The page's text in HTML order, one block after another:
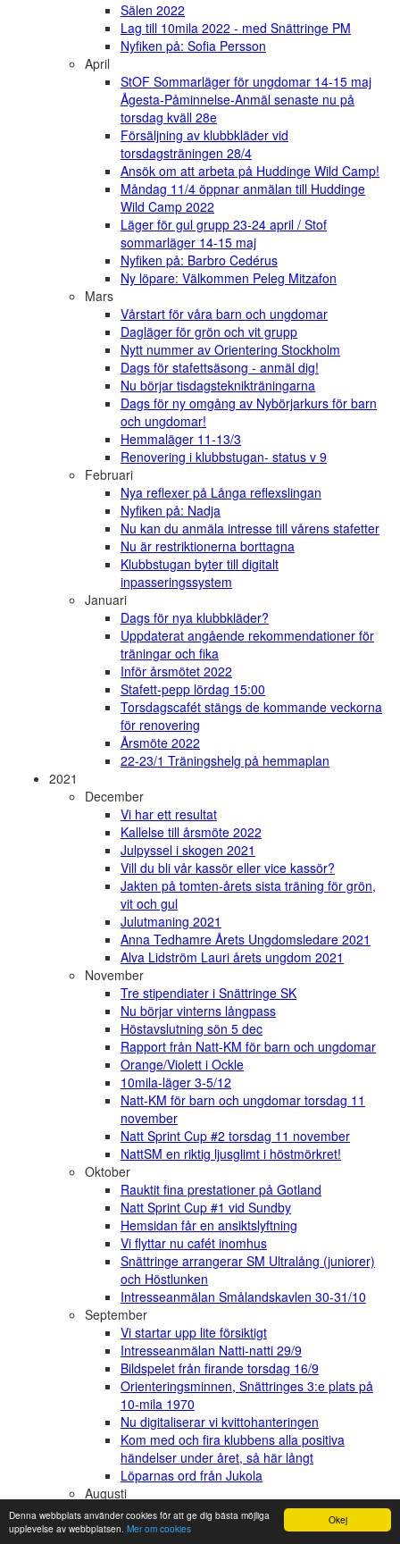
Okej
Denna webbplats använder cookies för att ge dig bästa möjliga
upplevelse av webbplatsen. Mer om cookies
Sälen 2022
Lag till 10mila 2022 - med Snättringe PM
Nyfiken på: Sofia Persson
April
StOF Sommarläger för ungdomar 14-15 maj
Ågesta-Påminnelse-Anmäl senaste nu på
torsdag kväll 28e
Försäljning av klubbkläder vid
torsdagsträningen 28/4
Ansök om att arbeta på Huddinge Wild Camp!
Måndag 11/4 öppnar anmälan till Huddinge
Wild Camp 2022
Läger för gul grupp 23-24 april / Stof
sommarläger 14-15 maj
Nyfiken på: Barbro Cedérus
Ny löpare: Välkommen Peleg Mitzafon
Mars
Vårstart för våra barn och ungdomar
Dagläger för grön och vit grupp
Nytt nummer av Orientering Stockholm
Dags för stafettsäsong - anmäl dig!
Nu börjar tisdagsteknikträningarna
Dags för ny omgång av Nybörjarkurs för barn
och ungdomar!
Hemmaläger 11-13/3
Renovering i klubbstugan- status v 9
Februari
Nya reflexer på Långa reflexslingan
Nyfiken på: Nadja
Nu kan du anmäla intresse till vårens stafetter
Nu är restriktionerna borttagna
Klubbstugan byter till digitalt
inpasseringssystem
Januari
Dags för nya klubbkläder?
Uppdaterat angående rekommendationer för
träningar och fika
Inför årsmötet 2022
Stafett-pepp lördag 15:00
Torsdagscafét stängs de kommande veckorna
för renovering
Årsmöte 2022
22-23/1 Träningshelg på hemmaplan
2021
December
Vi har ett resultat
Kallelse till årsmöte 2022
Julpyssel i skogen 2021
Vill du bli vår kassör eller vice kassör?
Jakten på tomten-årets sista träning för grön,
vit och gul
Julutmaning 2021
Anna Tedhamre Årets Ungdomsledare 2021
Alva Lidström Lauri årets ungdom 2021
November
Tre stipendiater i Snättringe SK
Nu börjar vinterns långpass
Höstavslutning sön 5 dec
Rapport från Natt-KM för barn och ungdomar
Orange/Violett i Ockle
10mila-läger 3-5/12
Natt-KM för barn och ungdomar torsdag 11
november
Natt Sprint Cup #2 torsdag 11 november
NattSM en riktig ljusglimt i höstmörkret!
Oktober
Rauktit fina prestationer på Gotland
Natt Sprint Cup #1 vid Sundby
Hemsidan får en ansiktslyftning
Vi flyttar nu cafét inomhus
Snättringe arrangerar SM Ultralång (juniorer)
och Höstlunken
Intresseanmälan Smålandskavlen 30-31/10
September
Vi startar upp lite försiktigt
Intresseanmälan Natti-natti 29/9
Bildspelet från firande torsdag 16/9
Orienteringsminnen, Snättringes 3:e plats på
10-mila 1970
Nu digitaliserar vi kvittohanteringen
Kom med och fira klubbens alla positiva
händelser under året, så här långt
Löparnas ord från Jukola
Augusti
Daladubbeln 2021 Blir av: UPPDATERING
09/08